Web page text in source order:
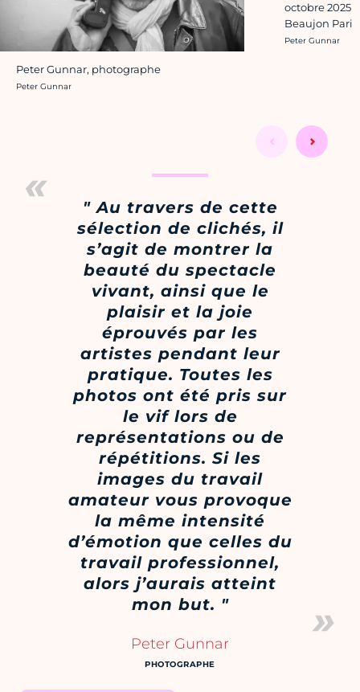
Peter Gunnar, photographe
Crédit photo :
Peter Gunnar
octobre 2025
Beaujon Paris
Crédit photo :
Peter Gunnar
" Au travers de cette
sélection de clichés, il
s’agit de montrer la
beauté du spectacle
vivant, ainsi que le
plaisir et la joie
éprouvés par les
artistes pendant leur
pratique. Toutes les
photos ont été pris sur
le vif lors de
représentations ou de
répétitions. Si les
images du travail
amateur vous provoque
la même intensité
d’émotion que celles du
travail professionnel,
alors j’aurais atteint
mon but. "
Peter Gunnar
PHOTOGRAPHE